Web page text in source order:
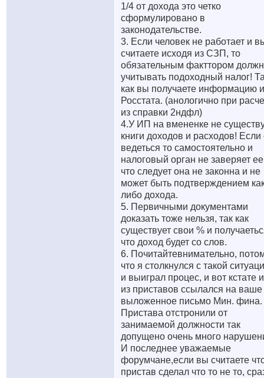
1/4 от дохода это четко
сформулировано в
законодательстве.
3. Если человек не работает и
считаете исходя из СЗП, то
обязательным факттором
учитывать подоходный налог!
как вы получаете информацию
Росстата. (анологично при
из справки 2ндфл)
4.У ИП на вмененке не
книги доходов и расходов! Если
ведеться то самостоятельно и
налоговый орган не заверяет
что следует она не законна и не
может быть подтверждением
либо дохода.
5. Первичными документами
доказать тоже нельзя, так как
существует свои % и
что доход будет со слов.
6. Почитайтевнимательно,
что я столкнулся с такой
и выиграл процес, и вот кстате
из приставов ссылался на ваше
выложенное письмо Мин. фина.
Пристава отстронили от
занимаемой должности так
допущено очень много
И последнее уважаемые
форумчане,если вы считаете
пристав сделал что то не то,